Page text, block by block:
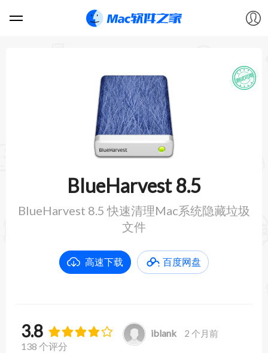
BlueHarvest 8.5
BlueHarvest 8.5 快速清理Mac系统隐藏垃圾
文件
高速下载 百度网盘
3.8
138 个评分
iblank 2 个月前